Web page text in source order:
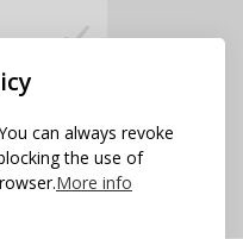
can always revoke
the use of
More info